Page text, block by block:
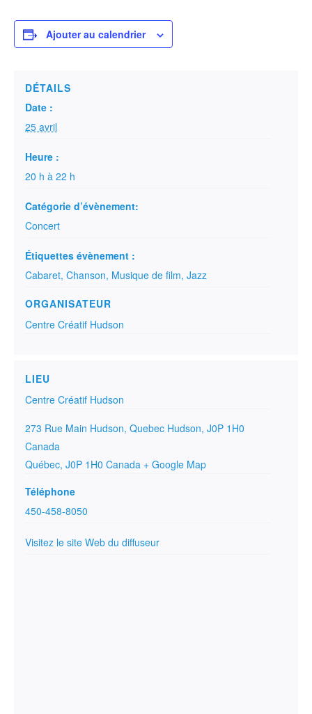
Ajouter au calendrier
DÉTAILS
Date :
25 avril
Heure :
20 h à 22 h
Catégorie d’évènement:
Concert
Étiquettes évènement :
Cabaret,Chanson, Musique de film,Jazz
ORGANISATEUR
Centre Créatif Hudson
LIEU
Centre Créatif Hudson
273 Rue Main Hudson, Quebec Hudson, J0P 1H0
Canada
Québec, J0P 1H0 Canada + Google Map
Téléphone
450-458-8050
Visitez le site Web du diffuseur